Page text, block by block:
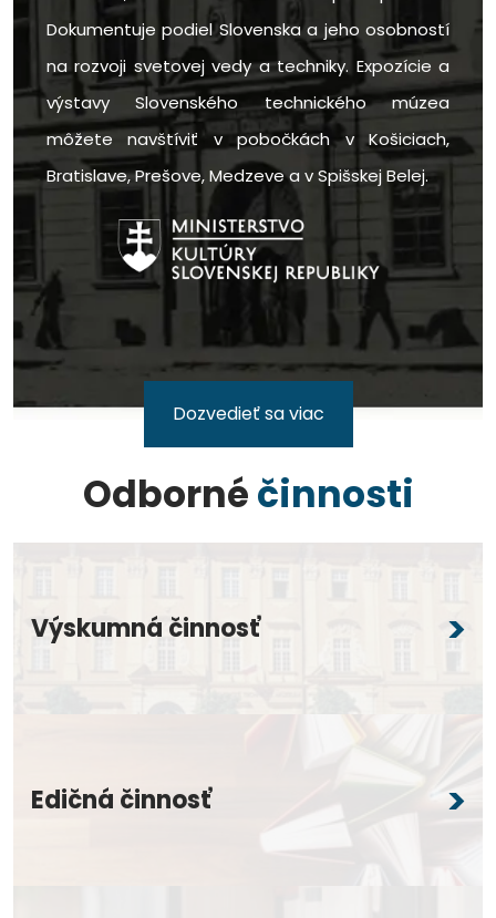
Dokumentuje podiel Slovenska a jeho osobností
na rozvoji svetovej vedy a techniky. Expozície a
výstavy Slovenského technického múzea
môžete navštíviť v pobočkách v Košiciach,
Bratislave, Prešove, Medzeve a v Spišskej Belej.
Dozvedieť sa viac
Odbornéčinnosti
Výskumná činnosť
Edičná činnosť